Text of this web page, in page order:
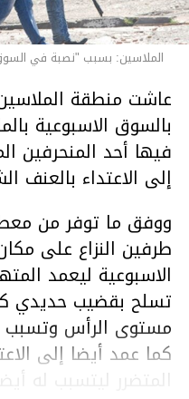
الملاسين: بسبب "نصبة في
عاشت منطقة
بالسوق الاسبوعية
فيها أحد المنحرفين
إلى الاعتداء
ووفق ما توفر من
طرفين النزاع على
الاسبوعية ليعمد
تسلح بقضيب حديدي
مستوى الرأس وتسبب
كما عمد أيضا إلى
المتضرر ليتسبب له